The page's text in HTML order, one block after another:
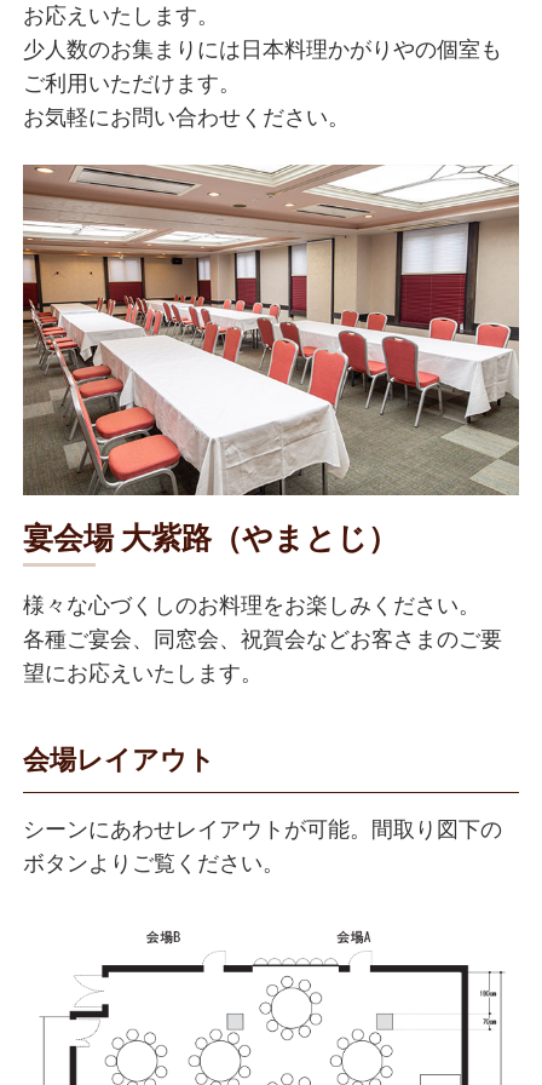
お応えいたします。
少人数のお集まりには日本料理かがりやの個室も
ご利用いただけます。
お気軽にお問い合わせください。
宴会場 大紫路（やまとじ）
様々な心づくしのお料理をお楽しみください。
各種ご宴会、同窓会、祝賀会などお客さまのご要
望にお応えいたします。
会場レイアウト
シーンにあわせレイアウトが可能。間取り図下の
ボタンよりご覧ください。